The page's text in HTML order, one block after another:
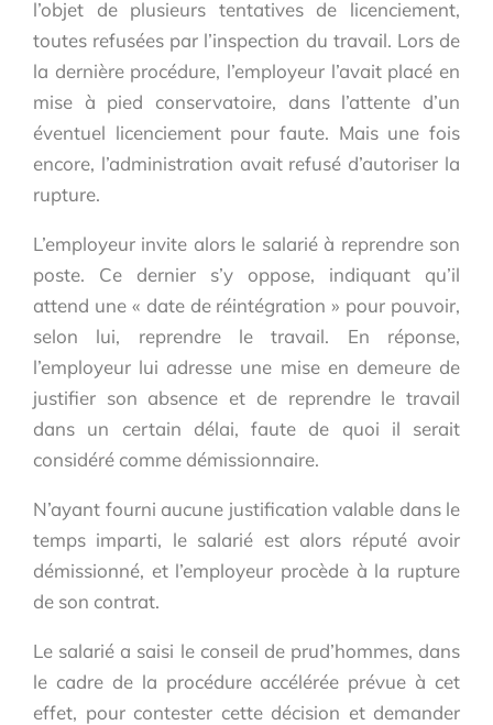
l’objet de plusieurs tentatives de licenciement,
toutes refusées par l’inspection du travail. Lors de
la dernière procédure, l’employeur l’avait placé en
mise à pied conservatoire, dans l’attente d’un
éventuel licenciement pour faute. Mais une fois
encore, l’administration avait refusé d’autoriser la
rupture.
L’employeur invite alors le salarié à reprendre son
poste. Ce dernier s’y oppose, indiquant qu’il
attend une « date de réintégration » pour pouvoir,
selon lui, reprendre le travail. En réponse,
l’employeur lui adresse une mise en demeure de
justifier son absence et de reprendre le travail
dans un certain délai, faute de quoi il serait
considéré comme démissionnaire.
N’ayant fourni aucune justification valable dans le
temps imparti, le salarié est alors réputé avoir
démissionné, et l’employeur procède à la rupture
de son contrat.
Le salarié a saisi le conseil de prud’hommes, dans
le cadre de la procédure accélérée prévue à cet
effet, pour contester cette décision et demander